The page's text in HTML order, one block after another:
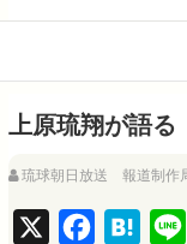
QAB
上原琉翔が語る
琉球朝日放送 報道制作
H